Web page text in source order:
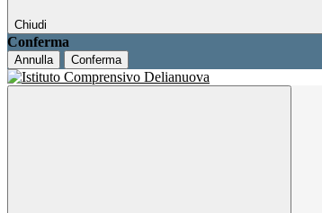
Chiudi
Conferma
Annulla Conferma